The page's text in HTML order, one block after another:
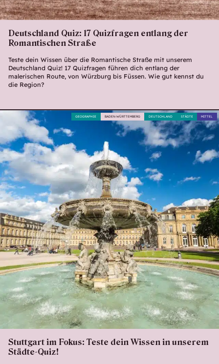
Deutschland Quiz: 17 Quizfragen entlang der
Romantischen Straße
Teste dein Wissen über die Romantische Straße mit unserem
Deutschland Quiz! 17 Quizfragen führen dich entlang der
malerischen Route, von Würzburg bis Füssen. Wie gut kennst du
die Region?
Stuttgart im Fokus: Teste dein Wissen in unserem
Städte-Quiz!
MITTEL
STÄDTE
DEUTSCHLAND
BADEN-WÜRTTEMBERG
GEOGRAPHIE